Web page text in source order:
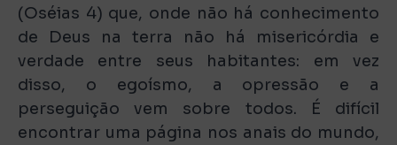
(Oséias 4) que, onde não há conhecimento
de Deus na terra não há misericórdia e
verdade entre seus habitantes: em vez
disso, o egoísmo, a opressão e a
perseguição vem sobre todos. É difícil
encontrar uma página nos anais do mundo,